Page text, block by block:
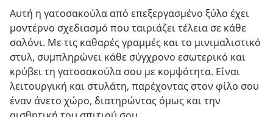
Αυτή η γατοσακούλα από επεξεργασμένο ξύλο έχει
μοντέρνο σχεδιασμό που ταιριάζει τέλεια σε κάθε
σαλόνι. Με τις καθαρές γραμμές και το μινιμαλιστικό
στυλ, συμπληρώνει κάθε σύγχρονο εσωτερικό και
κρύβει τη γατοσακούλα σου με κομψότητα. Είναι
λειτουργική και στυλάτη, παρέχοντας στον φίλο σου
έναν άνετο χώρο, διατηρώντας όμως και την